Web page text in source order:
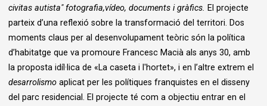
civitas autista" fotografia,vídeo, documents i gràfics. El projecte
parteix d’una reflexió sobre la transformació del territori. Dos
moments claus per al desenvolupament teòric són la política
d’habitatge que va promoure Francesc Macià als anys 30, amb
la proposta idíl·lica de «La caseta i l'hortet», i en l’altre extrem el
desarrolismo aplicat per les polítiques franquistes en el disseny
del parc residencial. El projecte té com a objectiu entrar en el